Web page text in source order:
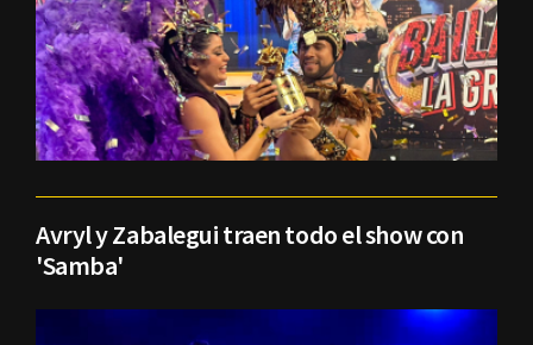
Avryl y Zabalegui traen todo el show con
'Samba'